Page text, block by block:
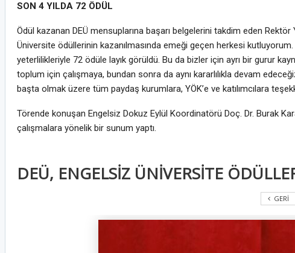
SON 4 YILDA 72 ÖDÜL
Ödül kazanan DEÜ mensuplarına başarı belgelerini takdim eden Rektör
Üniversite ödüllerinin kazanılmasında emeği geçen herkesi
yeterlilikleriyle 72 ödüle layık görüldü. Bu da bizler için ayrı bir gurur
toplum için çalışmaya, bundan sonra da aynı kararlılıkla devam
başta olmak üzere tüm paydaş kurumlara, YÖK’e ve katılımcılara
Törende konuşan Engelsiz Dokuz Eylül Koordinatörü Doç. Dr. Burak
çalışmalara yönelik bir sunum yaptı.
GERI